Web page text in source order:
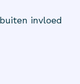
invloed